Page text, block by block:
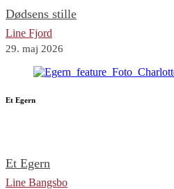
Dødsens stille
Line Fjord
29. maj 2026
Et Egern
Et Egern
Line Bangsbo